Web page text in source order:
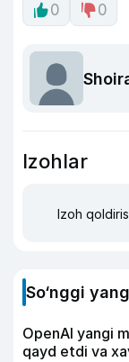
0 0
Izohlar
Izoh
So‘nggi
OpenAI yangi
qayd etdi va